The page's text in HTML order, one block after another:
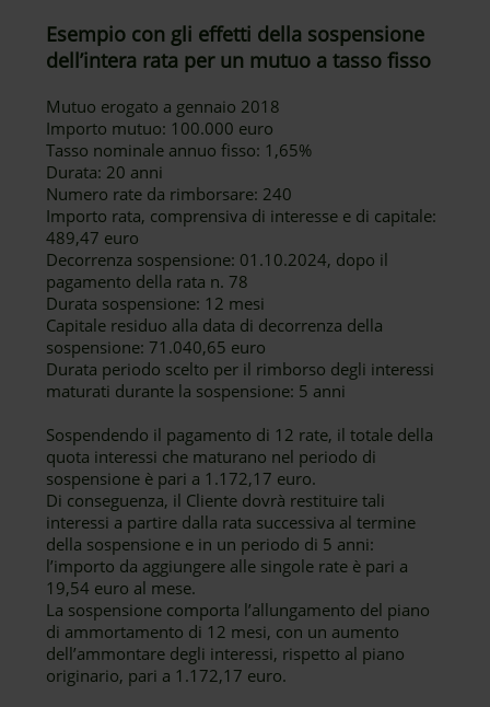
Esempio con gli effetti della sospensione
dell’intera rata per un mutuo a tasso fisso
Mutuo erogato a gennaio 2018
Importo mutuo: 100.000 euro
Tasso nominale annuo fisso: 1,65%
Durata: 20 anni
Numero rate da rimborsare: 240
Importo rata, comprensiva di interesse e di capitale:
489,47 euro
Decorrenza sospensione: 01.10.2024, dopo il
pagamento della rata n. 78
Durata sospensione: 12 mesi
Capitale residuo alla data di decorrenza della
sospensione: 71.040,65 euro
Durata periodo scelto per il rimborso degli interessi
maturati durante la sospensione: 5 anni
Sospendendo il pagamento di 12 rate, il totale della
quota interessi che maturano nel periodo di
sospensione è pari a 1.172,17 euro.
Di conseguenza, il Cliente dovrà restituire tali
interessi a partire dalla rata successiva al termine
della sospensione e in un periodo di 5 anni:
l’importo da aggiungere alle singole rate è pari a
19,54 euro al mese.
La sospensione comporta l’allungamento del piano
di ammortamento di 12 mesi, con un aumento
dell’ammontare degli interessi, rispetto al piano
originario, pari a 1.172,17 euro.